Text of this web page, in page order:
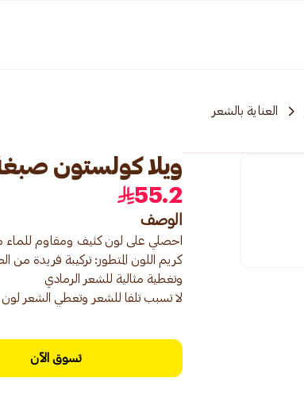
العناية بالشعر
ويلا كولستون صبغة شعر 3/66
55.2
الوصف
كريم اللون المتطور: تركيبة فريدة
لا تسبب تلفا للشعر وتعطي الشعر
تسوق الآن